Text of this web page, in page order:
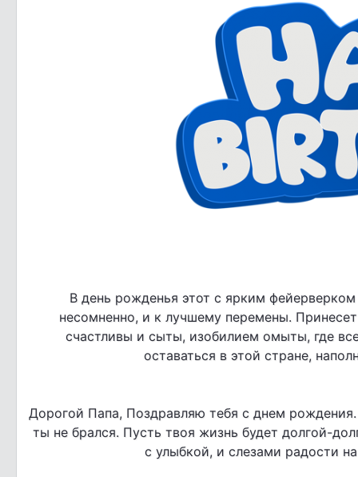
В день рожденья этот с ярким
несомненно, и к лучшему перемены.
счастливы и сыты, изобилием омыты, где
оставаться в этой стране,
Дорогой Папа, Поздравляю тебя с днем
ты не брался. Пусть твоя жизнь будет долгой-
с улыбкой, и слезами радости